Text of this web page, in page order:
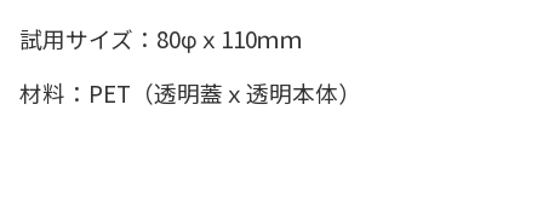
試用サイズ：80φｘ110ｍｍ
材料：PET（透明蓋ｘ透明本体）